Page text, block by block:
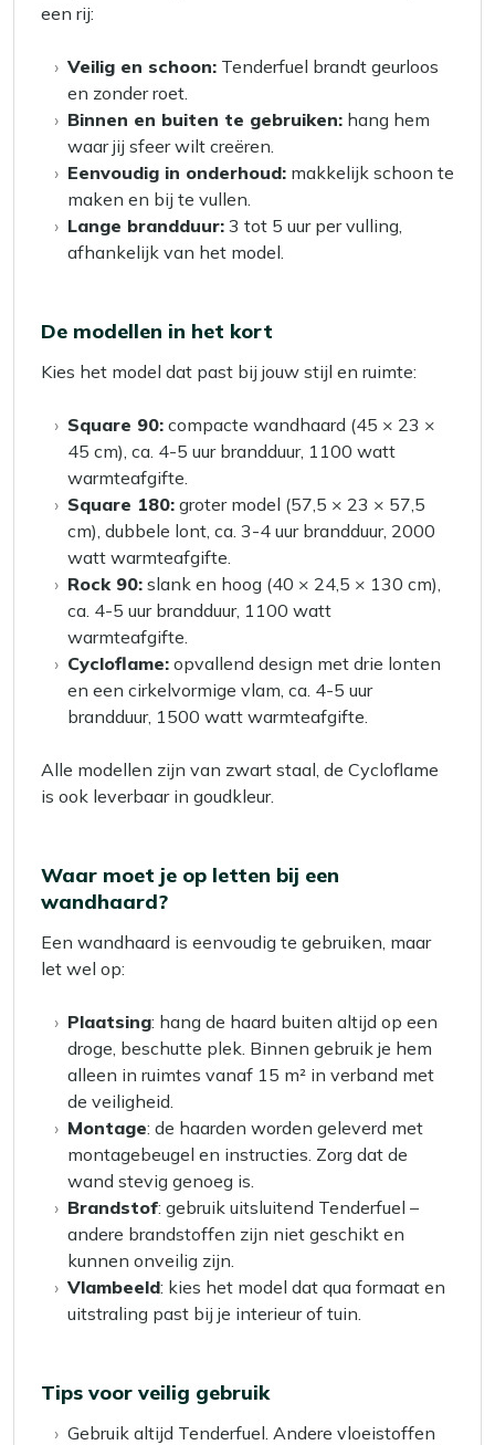
een rij:
Veilig en schoon: Tenderfuel brandt geurloos
en zonder roet.
Binnen en buiten te gebruiken: hang hem
waar jij sfeer wilt creëren.
Eenvoudig in onderhoud: makkelijk schoon te
maken en bij te vullen.
Lange brandduur: 3 tot 5 uur per vulling,
afhankelijk van het model.
De modellen in het kort
Kies het model dat past bij jouw stijl en ruimte:
Square 90: compacte wandhaard (45 × 23 ×
45 cm), ca. 4-5 uur brandduur, 1100 watt
warmteafgifte.
Square 180: groter model (57,5 × 23 × 57,5
cm), dubbele lont, ca. 3-4 uur brandduur, 2000
watt warmteafgifte.
Rock 90: slank en hoog (40 × 24,5 × 130 cm),
ca. 4-5 uur brandduur, 1100 watt
warmteafgifte.
Cycloflame: opvallend design met drie lonten
en een cirkelvormige vlam, ca. 4-5 uur
brandduur, 1500 watt warmteafgifte.
Alle modellen zijn van zwart staal, de Cycloflame
is ook leverbaar in goudkleur.
Waar moet je op letten bij een
wandhaard?
Een wandhaard is eenvoudig te gebruiken, maar
let wel op:
Plaatsing: hang de haard buiten altijd op een
droge, beschutte plek. Binnen gebruik je hem
alleen in ruimtes vanaf 15 m² in verband met
de veiligheid.
Montage: de haarden worden geleverd met
montagebeugel en instructies. Zorg dat de
wand stevig genoeg is.
Brandstof: gebruik uitsluitend Tenderfuel –
andere brandstoffen zijn niet geschikt en
kunnen onveilig zijn.
Vlambeeld: kies het model dat qua formaat en
uitstraling past bij je interieur of tuin.
Tips voor veilig gebruik
Gebruik altijd Tenderfuel. Andere vloeistoffen